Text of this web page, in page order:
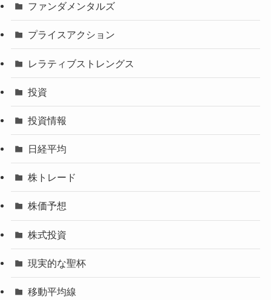
ファンダメンタルズ
プライスアクション
レラティブストレングス
投資
投資情報
日経平均
株トレード
株価予想
株式投資
現実的な聖杯
移動平均線